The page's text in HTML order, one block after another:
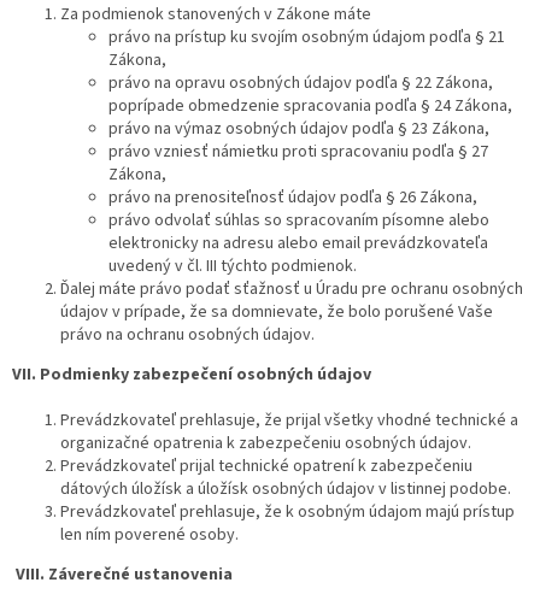
Za podmienok stanovených v Zákone máte
právo na prístup ku svojím osobným údajom podľa § 21
Zákona,
právo na opravu osobných údajov podľa § 22 Zákona,
poprípade obmedzenie spracovania podľa § 24 Zákona,
právo na výmaz osobných údajov podľa § 23 Zákona,
právo vzniesť námietku proti spracovaniu podľa § 27
Zákona,
právo na prenositeľnosť údajov podľa § 26 Zákona,
právo odvolať súhlas so spracovaním písomne alebo
elektronicky na adresu alebo email prevádzkovateľa
uvedený v čl. III týchto podmienok.
Ďalej máte právo podať sťažnosť u Úradu pre ochranu osobných
údajov v prípade, že sa domnievate, že bolo porušené Vaše
právo na ochranu osobných údajov.
VII. Podmienky zabezpečení osobných údajov
Prevádzkovateľ prehlasuje, že prijal všetky vhodné technické a
organizačné opatrenia k zabezpečeniu osobných údajov.
Prevádzkovateľ prijal technické opatrení k zabezpečeniu
dátových úložísk a úložísk osobných údajov v listinnej podobe.
Prevádzkovateľ prehlasuje, že k osobným údajom majú prístup
len ním poverené osoby.
VIII. Záverečné ustanovenia